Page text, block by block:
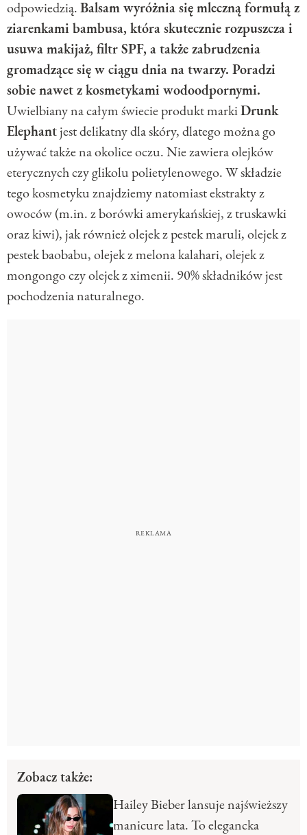
odpowiedzią.Balsam wyróżnia się mleczną formułą z
ziarenkami bambusa, która skutecznie rozpuszcza i
usuwa makijaż, filtr SPF, a także zabrudzenia
gromadzące się w ciągu dnia na twarzy. Poradzi
sobie nawet z kosmetykami wodoodpornymi.
Uwielbiany na całym świecie produkt markiDrunk
Elephantjest delikatny dla skóry, dlatego można go
używać także na okolice oczu. Nie zawiera olejków
eterycznych czy glikolu polietylenowego. W składzie
tego kosmetyku znajdziemy natomiast ekstrakty z
owoców (m.in. z borówki amerykańskiej, z truskawki
oraz kiwi), jak również olejek z pestek maruli, olejek z
pestek baobabu, olejek z melona kalahari, olejek z
mongongo czy olejek z ximenii. 90% składników jest
pochodzenia naturalnego.
Zobacz także:
Hailey Bieber lansuje najświeższy
manicure lata. To elegancka